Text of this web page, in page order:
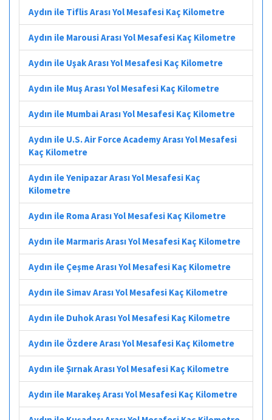
Aydın ile Tiflis Arası Yol Mesafesi Kaç Kilometre
Aydın ile Marousi Arası Yol Mesafesi Kaç Kilometre
Aydın ile Uşak Arası Yol Mesafesi Kaç Kilometre
Aydın ile Muş Arası Yol Mesafesi Kaç Kilometre
Aydın ile Mumbai Arası Yol Mesafesi Kaç Kilometre
Aydın ile U.S. Air Force Academy Arası Yol Mesafesi
Kaç Kilometre
Aydın ile Yenipazar Arası Yol Mesafesi Kaç
Kilometre
Aydın ile Roma Arası Yol Mesafesi Kaç Kilometre
Aydın ile Marmaris Arası Yol Mesafesi Kaç Kilometre
Aydın ile Çeşme Arası Yol Mesafesi Kaç Kilometre
Aydın ile Simav Arası Yol Mesafesi Kaç Kilometre
Aydın ile Duhok Arası Yol Mesafesi Kaç Kilometre
Aydın ile Özdere Arası Yol Mesafesi Kaç Kilometre
Aydın ile Şırnak Arası Yol Mesafesi Kaç Kilometre
Aydın ile Marakeş Arası Yol Mesafesi Kaç Kilometre